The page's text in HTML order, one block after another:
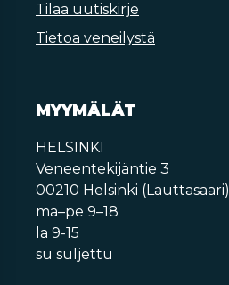
Tilaa uutiskirje
Tietoa veneilystä
MYYMÄLÄT
HELSINKI
Veneentekijäntie 3
00210 Helsinki (Lauttasaari)
ma–pe 9–18
la 9-15
su suljettu